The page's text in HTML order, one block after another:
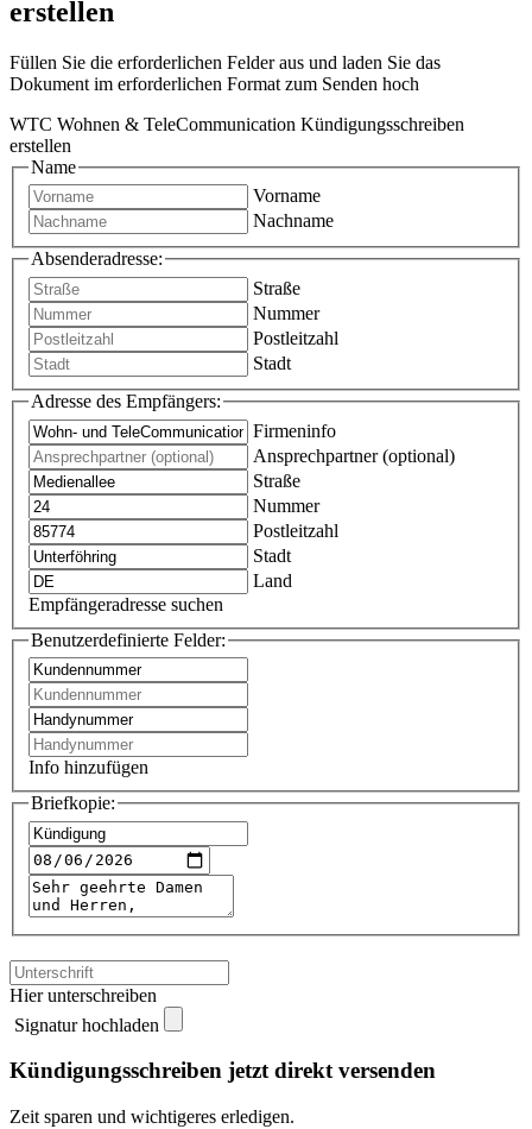
erstellen
Füllen Sie die erforderlichen Felder aus und laden Sie das
Dokument im erforderlichen Format zum Senden hoch
WTC Wohnen & TeleCommunication Kündigungsschreiben
erstellen
Name
Vorname
Nachname
Absenderadresse:
Straße
Nummer
Postleitzahl
Stadt
Adresse des Empfängers:
Firmeninfo
Ansprechpartner (optional)
Straße
Nummer
Postleitzahl
Stadt
Land
Empfängeradresse suchen
Benutzerdefinierte Felder:
Info hinzufügen
Briefkopie:
Hier unterschreiben
Signatur hochladen
Kündigungsschreiben jetzt direkt versenden
Zeit sparen und wichtigeres erledigen.